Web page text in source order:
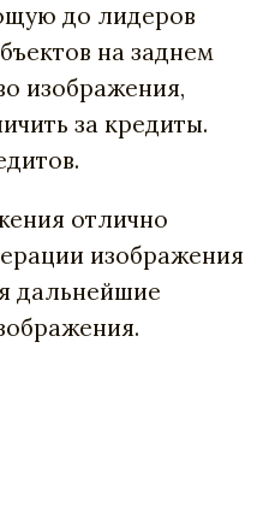
до лидеров
на заднем
изображения,
за кредиты.
отлично
изображения
дальнейшие